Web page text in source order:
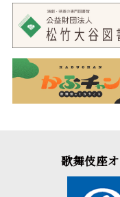
歌舞伎座